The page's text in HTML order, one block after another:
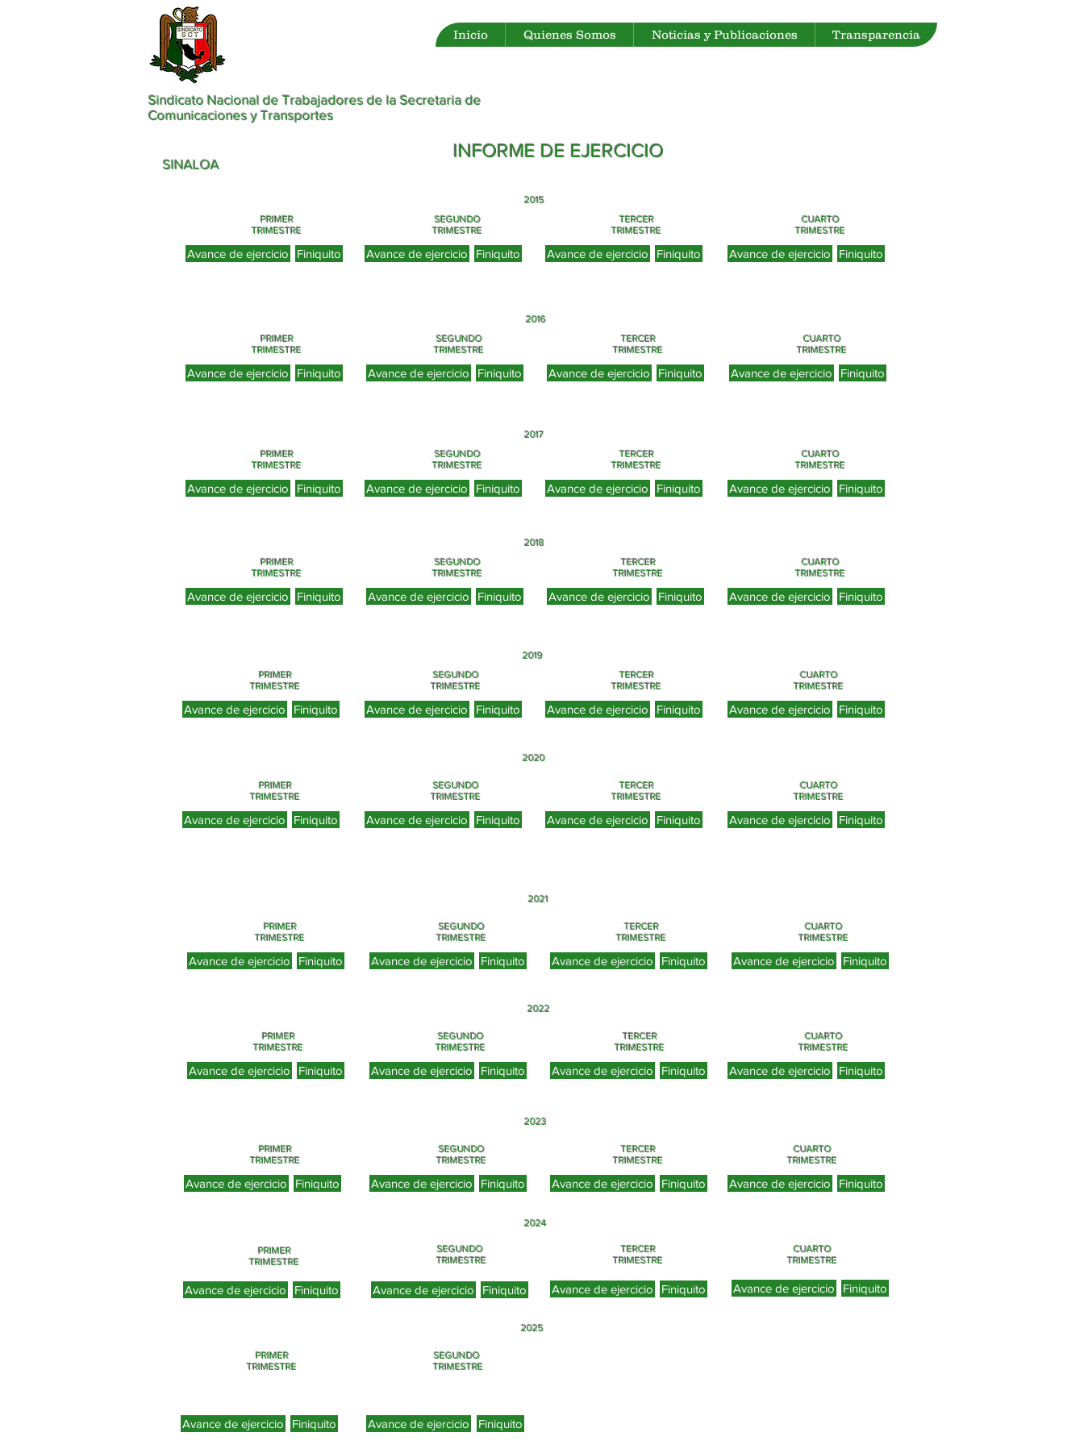
Inicio Quienes Somos Noticias y Publicaciones Transparencia
Sindicato Nacional de Trabajadores de la Secretaria de
Comunicaciones y Transportes
SINALOA
INFORME DE EJERCICIO
2015
PRIMER
TRIMESTRE
Avance de ejercicio Finiquito
SEGUNDO
TRIMESTRE
Avance de ejercicio Finiquito
TERCER
TRIMESTRE
Avance de ejercicio Finiquito
CUARTO
TRIMESTRE
Avance de ejercicio Finiquito
2016
PRIMER
TRIMESTRE
Avance de ejercicio Finiquito
SEGUNDO
TRIMESTRE
Avance de ejercicio Finiquito
TERCER
TRIMESTRE
Avance de ejercicio Finiquito
CUARTO
TRIMESTRE
Avance de ejercicio Finiquito
2017
PRIMER
TRIMESTRE
Avance de ejercicio Finiquito
SEGUNDO
TRIMESTRE
Avance de ejercicio Finiquito
TERCER
TRIMESTRE
Avance de ejercicio Finiquito
CUARTO
TRIMESTRE
Avance de ejercicio Finiquito
2018
PRIMER
TRIMESTRE
Avance de ejercicio Finiquito
SEGUNDO
TRIMESTRE
Avance de ejercicio Finiquito
TERCER
TRIMESTRE
Avance de ejercicio Finiquito
CUARTO
TRIMESTRE
Avance de ejercicio Finiquito
2019
PRIMER
TRIMESTRE
Avance de ejercicio Finiquito
SEGUNDO
TRIMESTRE
Avance de ejercicio Finiquito
TERCER
TRIMESTRE
Avance de ejercicio Finiquito
CUARTO
TRIMESTRE
Avance de ejercicio Finiquito
2020
PRIMER
TRIMESTRE
Avance de ejercicio Finiquito
SEGUNDO
TRIMESTRE
Avance de ejercicio Finiquito
TERCER
TRIMESTRE
Avance de ejercicio Finiquito
CUARTO
TRIMESTRE
Avance de ejercicio Finiquito
2021
PRIMER
TRIMESTRE
Avance de ejercicio Finiquito
SEGUNDO
TRIMESTRE
Avance de ejercicio Finiquito
TERCER
TRIMESTRE
Avance de ejercicio Finiquito
CUARTO
TRIMESTRE
Avance de ejercicio Finiquito
2022
PRIMER
TRIMESTRE
Avance de ejercicio Finiquito
SEGUNDO
TRIMESTRE
Avance de ejercicio Finiquito
TERCER
TRIMESTRE
Avance de ejercicio Finiquito
CUARTO
TRIMESTRE
Avance de ejercicio Finiquito
2023
PRIMER
TRIMESTRE
Avance de ejercicio Finiquito
SEGUNDO
TRIMESTRE
Avance de ejercicio Finiquito
TERCER
TRIMESTRE
Avance de ejercicio Finiquito
CUARTO
TRIMESTRE
Avance de ejercicio Finiquito
2024
PRIMER
TRIMESTRE
Avance de ejercicio Finiquito
SEGUNDO
TRIMESTRE
Avance de ejercicio Finiquito
TERCER
TRIMESTRE
Avance de ejercicio Finiquito
CUARTO
TRIMESTRE
Avance de ejercicio Finiquito
2025
PRIMER
TRIMESTRE
Avance de ejercicio Finiquito
SEGUNDO
TRIMESTRE
Avance de ejercicio Finiquito